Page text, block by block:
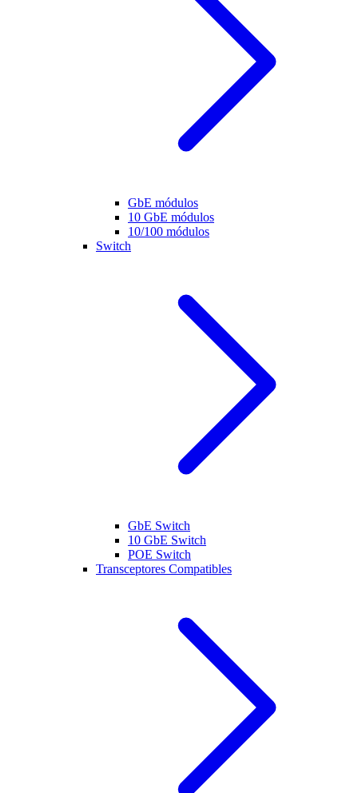
GbE módulos
10 GbE módulos
10/100 módulos
Switch
GbE Switch
10 GbE Switch
POE Switch
Transceptores Compatibles